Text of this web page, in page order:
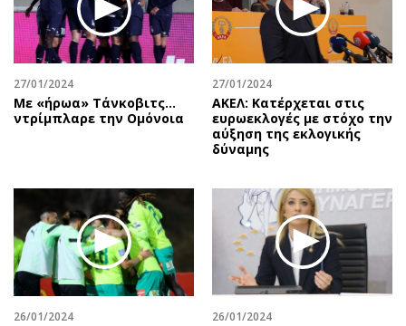
Ελλάδα
Κόσμος
Παράξενα
Πολιτισμός
Σινεμά
Εικαστικά
Βιβλίο
Χειρόγραφα
Συνταγές
Έξοδος
Media
Εκπομπές
Wine routes
Podcasts
Uncut
Προσφορές
Προσωπικότητες στην ''Κ''
Επιστολές
27/01/2024
Με «ήρωα» Τάνκοβιτς…
ντρίμπλαρε την Ομόνοια
27/01/2024
ΑΚΕΛ: Κατέρχεται στις
ευρωεκλογές με στόχο την
αύξηση της εκλογικής
δύναμης
26/01/2024 26/01/2024